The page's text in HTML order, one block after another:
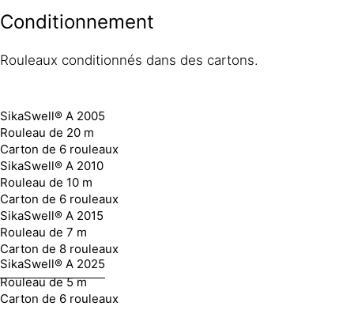
Conditionnement
Rouleaux conditionnés dans des cartons.
SikaSwell® A 2005
Rouleau de 20 m
Carton de 6 rouleaux
SikaSwell® A 2010
Rouleau de 10 m
Carton de 6 rouleaux
SikaSwell® A 2015
Rouleau de 7 m
Carton de 8 rouleaux
SikaSwell® A 2025
Rouleau de 5 m
Carton de 6 rouleaux